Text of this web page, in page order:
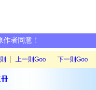
者同意！
| 上一則Goo 下一則Goo